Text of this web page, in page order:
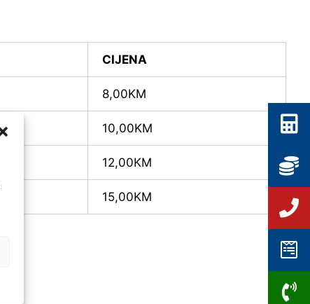
CIJENA
8,00KM
10,00KM
12,00KM
15,00KM